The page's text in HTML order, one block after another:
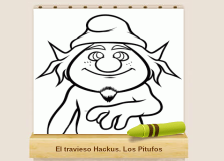
El travieso Hackus. Los Pitufos